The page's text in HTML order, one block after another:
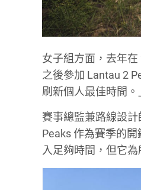
女子組方面，去年
之後參加 Lantau 2
刷新個人最佳時間。
賽事總監兼路線設計
Peaks 作為賽季的
入足夠時間，但它